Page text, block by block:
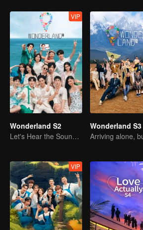
VIP
Wonderland S2
Let's Hear the Sound of the Sea Together！
Wonderland S3
VIP